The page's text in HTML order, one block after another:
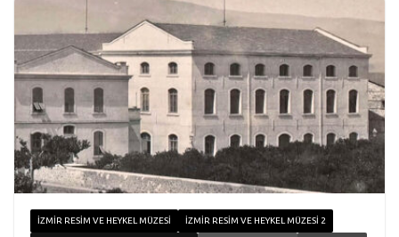
İZMIR RESIM VE HEYKEL MÜZESI İZMIR RESIM VE HEYKEL MÜZESI 2